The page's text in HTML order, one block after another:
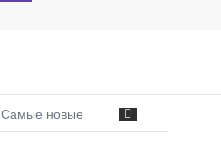
Самые новые